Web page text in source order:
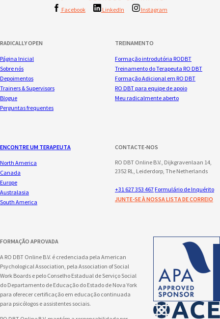
Facebook LinkedIn Instagram
RADICALLY OPEN
Página Inicial
Sobre nós
Depoimentos
Trainers & Supervisors
Blogue
Perguntas frequentes
TREINAMENTO
Formação introdutória RODBT
Treinamento do Terapeuta RO DBT
Formação Adicional em RO DBT
RO DBT para equipe de apoio
Meu radicalmente aberto
ENCONTRE UM TERAPEUTA
North America
Canada
Europe
Australasia
South America
CONTACTE-NOS
RO DBT Online B.V., Dijkgravenlaan 14,
2352 RL, Leiderdorp, The Netherlands
+31 627 353 467 Formulário de Inquérito
JUNTE-SE À NOSSA LISTA DE CORREIO
FORMAÇÃO APROVADA
A RO DBT Online B.V. é credenciada pela American
Psychological Association, pela Association of Social
Work Boards e pelo Conselho Estadual de Serviço Social
do Departamento de Educação do Estado de Nova York
para oferecer certificação em educação continuada
para psicólogos e assistentes sociais.